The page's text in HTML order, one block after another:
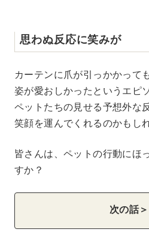
思わぬ反応に笑みが
カーテンに爪が引っかかって
姿が愛おしかったというエピ
ペットたちの見せる予想外な
笑顔を運んでくれるのかもし
皆さんは、ペットの行動にほ
すか？
次の話＞